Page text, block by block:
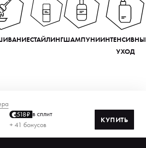
СТАЙЛИНГШАМПУНИ
УХОД
518₽ в сплит
+ 41 бонусов
КУПИТЬ